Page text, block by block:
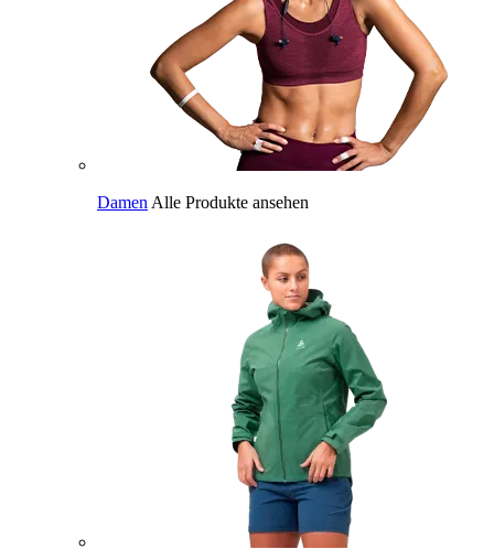
Damen Alle Produkte ansehen